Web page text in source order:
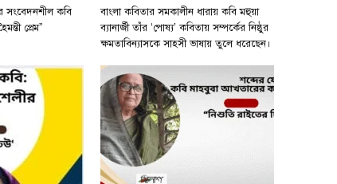
সংবেদনশীল কবি
প্রেম”
বাংলা কবিতার সমকালীন ধারায় কবি মহুয়া
ব্যানার্জী তাঁর ‘পোষ্য’ কবিতায় সম্পর্কের নিষ্ঠুর
ক্ষমতাবিন্যাসকে সাহসী ভাষায় তুলে ধরেছেন।